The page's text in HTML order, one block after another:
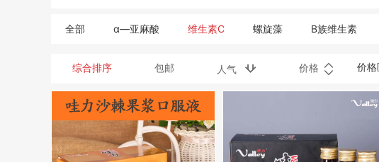
全部 α—亚麻酸 维生素C 螺旋藻 B族维生素
综合排序 包邮 人气 价格 价格